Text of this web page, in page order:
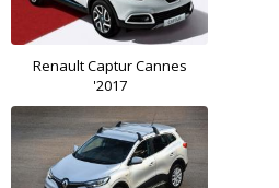
Renault Captur Cannes
'2017